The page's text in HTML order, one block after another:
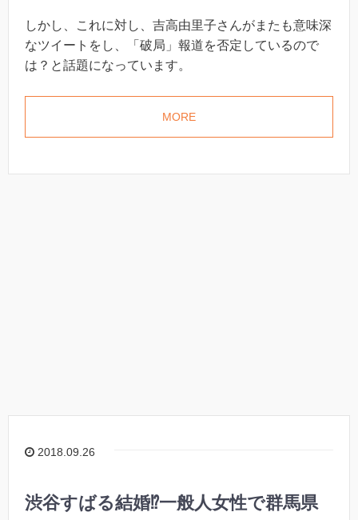
しかし、これに対し、吉高由里子さんがまたも意味深
なツイートをし、「破局」報道を否定しているので
は？と話題になっています。
MORE
2018.09.26
渋谷すばる結婚⁉︎一般人女性で群馬県